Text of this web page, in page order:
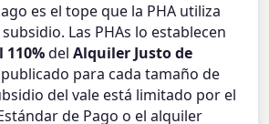
es el tope que la PHA utiliza
Las PHAs lo establecen
110%delAlquiler Justo de
publicado para cada tamaño de
del vale está limitado por el
de Pago o el alquiler